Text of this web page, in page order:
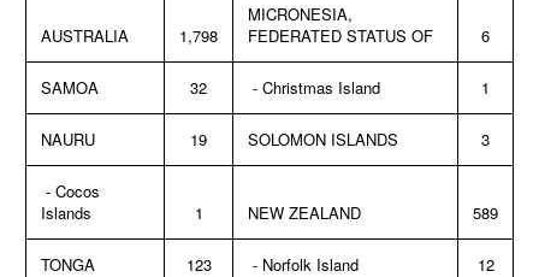
AUSTRALIA 1,798
MICRONESIA,
FEDERATED STATUS OF
6
SAMOA 32 - Christmas Island 1
NAURU 19 SOLOMON ISLANDS 3
- Cocos
Islands
1 NEW ZEALAND 589
TONGA 123 - Norfolk Island 12